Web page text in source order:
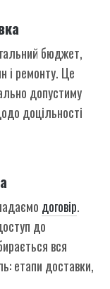
бюджет,
і ремонту. Це
допустиму
доцільності
договір.
до
вся
етапи доставки,